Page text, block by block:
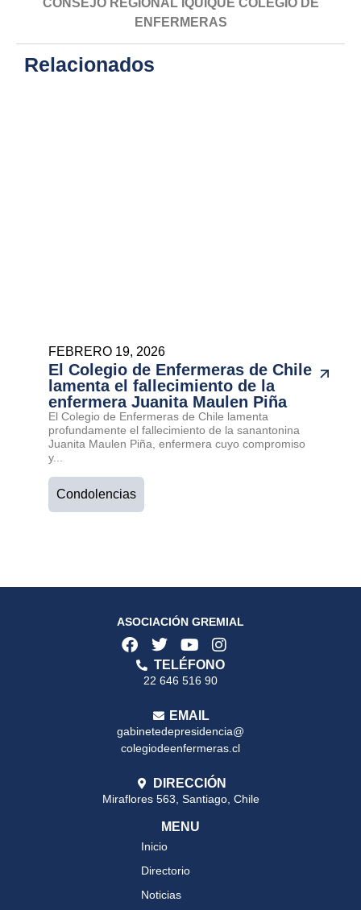
ENFERMERAS
Relacionados
FEBRERO 19, 2026
El Colegio de Enfermeras de Chile
lamenta el fallecimiento de la
enfermera Juanita Maulen Piña
El Colegio de Enfermeras de Chile lamenta
profundamente el fallecimiento de la sanantonina
Juanita Maulen Piña, enfermera cuyo compromiso
y...
Condolencias
ASOCIACIÓN GREMIAL
TELÉFONO
22 646 516 90
EMAIL
gabinetedepresidencia@
colegiodeenfermeras.cl
DIRECCIÓN
Miraflores 563, Santiago, Chile
MENU
Inicio
Directorio
Noticias